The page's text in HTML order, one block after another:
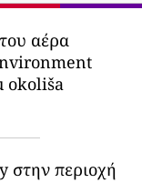
αέρα
okoliša
στην περιοχή